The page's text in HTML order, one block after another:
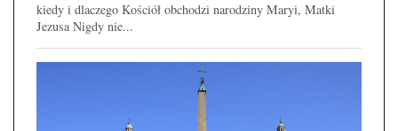
kiedy i dlaczego Kościół obchodzi narodziny Maryi, Matki
Jezusa Nigdy nie...